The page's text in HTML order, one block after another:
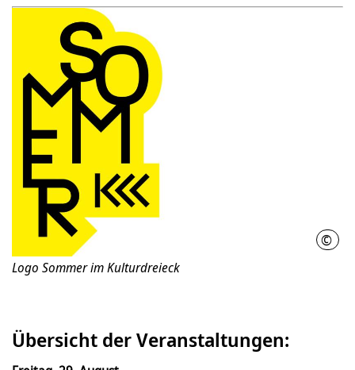
©
Logo Sommer im Kulturdreieck
Übersicht der Veranstaltungen: